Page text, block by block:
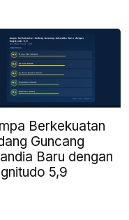
Berkekuatan
Guncang
Baru dengan
5,9